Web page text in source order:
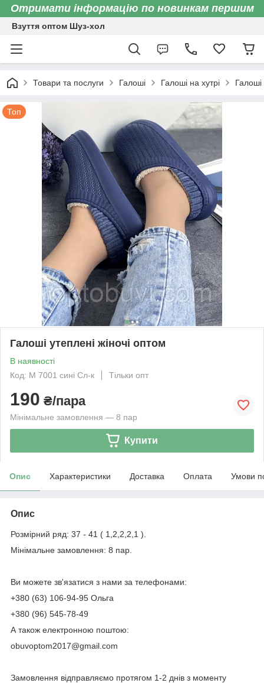
Отримати інформацію по новинкам першим
Взуття оптом Шуз-хол
Товари та послуги Галоші Галоші на хутрі Галоші
Топ
Галоші утеплені жіночі оптом
В наявності
Код: М 7001 сині Сл-к
Тільки опт
190 ₴/пара
Мінімальне замовлення — 8 пар
Купити
Опис Характеристики Доставка Оплата Умови
Опис
Розмірний ряд: 37 - 41 ( 1,2,2,2,1 ).
Мінімальне замовлення: 8 пар.
Ви можете зв'язатися з нами за телефонами:
+380 (63) 106-94-95 Ольга
+380 (96) 545-78-49
А також електронною поштою:
obuvoptom2017@gmail.com
Замовлення відправляємо протягом 1-2 днів з моменту